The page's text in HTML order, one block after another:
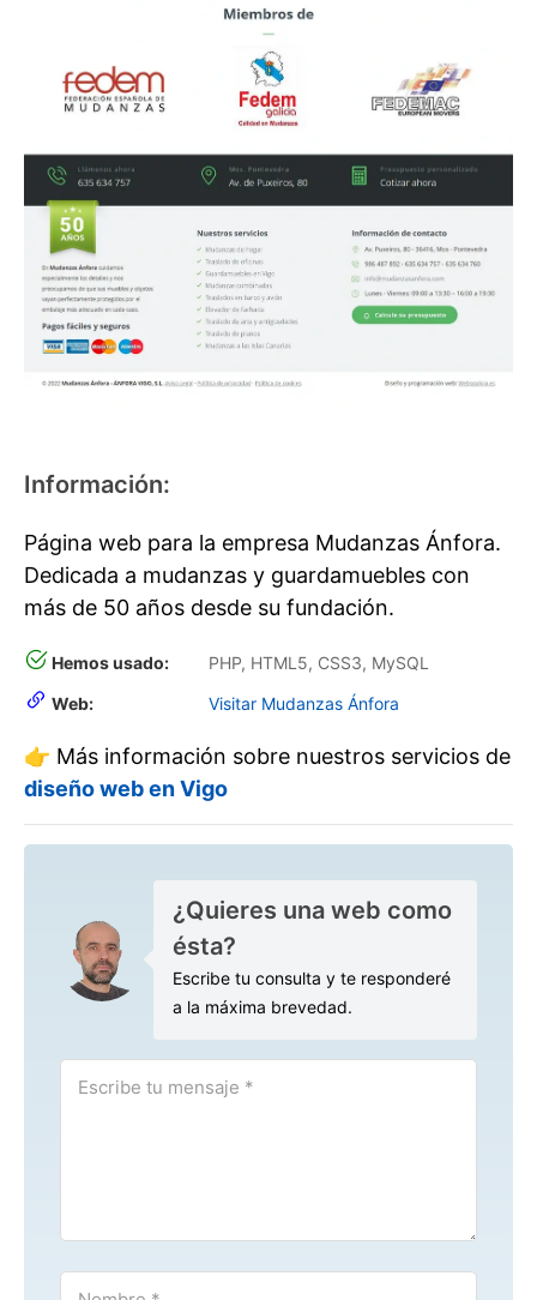
Información:
Página web para la empresa Mudanzas Ánfora.
Dedicada a mudanzas y guardamuebles con
más de 50 años desde su fundación.
Hemos usado:
PHP, HTML5, CSS3, MySQL
Web:
Visitar Mudanzas Ánfora
👉 Más información sobre nuestros servicios de
diseño web en Vigo
¿Quieres una web como
ésta?
Escribe tu consulta y te responderé
a la máxima brevedad.